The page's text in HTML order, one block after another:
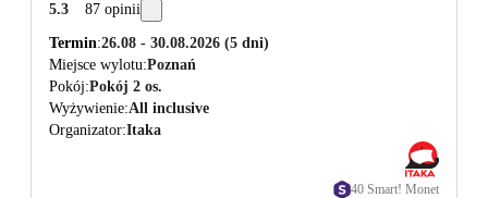
5.3 87 opinii
Termin 26.08 - 30.08.2026 (5 dni)
Miejsce wylotu Poznań
Pokój Pokój 2 os.
Wyżywienie All inclusive
Organizator Itaka
40 Smart! Monet